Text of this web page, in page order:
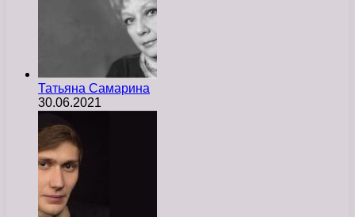
Татьяна Самарина
30.06.2021